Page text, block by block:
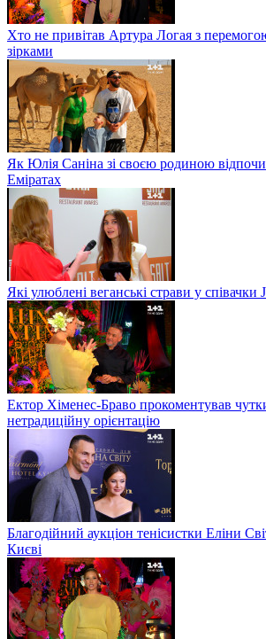
Хто не привітав Артура Логая з
зірками
Як Юлія Саніна зі своєю родиною
Еміратах
Які улюблені веганські страви у співачки
Ектор Хіменес-Браво прокоментував
нетрадиційну орієнтацію
Благодійний аукціон тенісистки Еліни
Києві